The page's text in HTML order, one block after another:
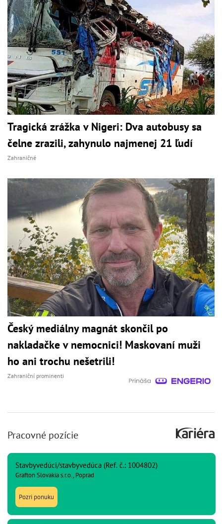
Tragická zrážka v Nigeri: Dva autobusy sa
čelne zrazili, zahynulo najmenej 21 ľudí
Zahraničné
Český mediálny magnát skončil po
nakladačke v nemocnici! Maskovaní muži
ho ani trochu nešetrili!
Zahraniční prominenti
Pracovné pozície
Stavbyvedúci/stavbyvedúca (Ref. č.: 1004802)
Grafton Slovakia s.r.o., Poprad
Pozri ponuku